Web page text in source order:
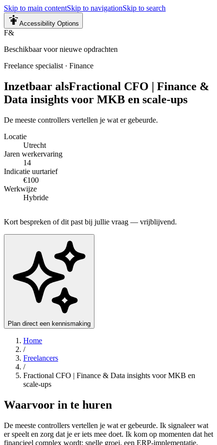
Skip to main contentSkip to navigationSkip to search
Accessibility Options
F&
Beschikbaar voor nieuwe opdrachten
Freelance specialist · Finance
Inzetbaar alsFractional CFO | Finance &
Data insights voor MKB en scale-ups
De meeste controllers vertellen je wat er gebeurde.
Locatie
Utrecht
Jaren werkervaring
14
Indicatie uurtarief
€100
Werkwijze
Hybride
Kort bespreken of dit past bij jullie vraag — vrijblijvend.
Plan direct een kennismaking
Home
/
Freelancers
/
Fractional CFO | Finance & Data insights voor MKB en
scale-ups
Waarvoor in te huren
De meeste controllers vertellen je wat er gebeurde. Ik signaleer wat
er speelt en zorg dat je er iets mee doet. Ik kom op momenten dat het
financieel complex wordt: snelle groei, een ERP-implementatie,